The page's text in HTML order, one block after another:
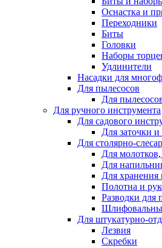
Оснастка и
Переходники
Биты
Головки
Наборы
Удлинители
Насадки для
Для пылесосов
Для
Для ручного инструмента
Для садового
Для заточки
Для столярно-
Для
Для
Для хранения
Полотна и
Разводки для
Для штукатурно-
Лезвия
Скребки